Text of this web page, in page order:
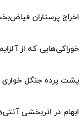
اخراج پرستاران
خوراکی‌هایی که از
پشت پرده جنگل خواری
ابهام در اثربخشی